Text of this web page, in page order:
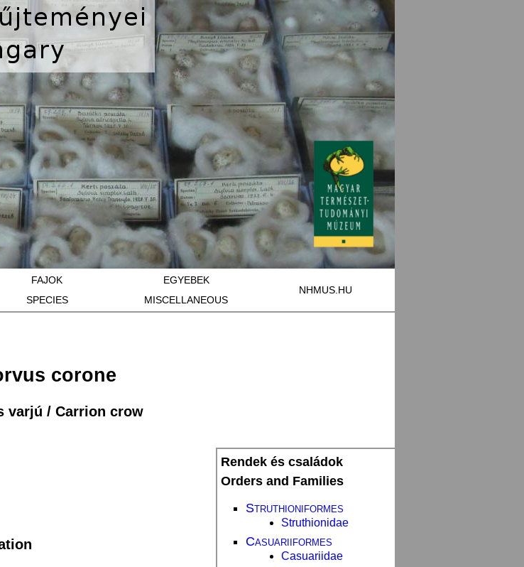
FAJOK
SPECIES
EGYEBEK
MISCELLANEOUS
NHMUS.HU
corone
varjú / Carrion crow
Rendek és családok
Orders and Families
Struthioniformes
Struthionidae
Casuariiformes
Casuariidae